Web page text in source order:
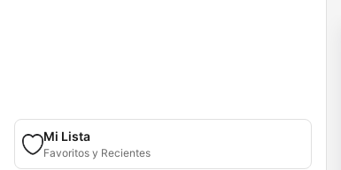
Mi Lista
Favoritos y Recientes